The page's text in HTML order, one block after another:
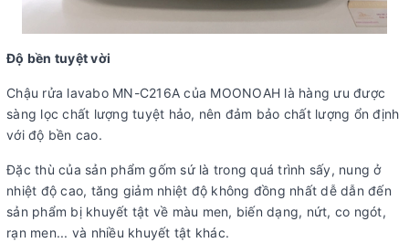
Độ bền tuyệt vời
Chậu rửa lavabo MN-C216A của MOONOAH là hàng ưu được
sàng lọc chất lượng tuyệt hảo, nên đảm bảo chất lượng ổn định
với độ bền cao.
Đặc thù của sản phẩm gốm sứ là trong quá trình sấy, nung ở
nhiệt độ cao, tăng giảm nhiệt độ không đồng nhất dễ dẫn đến
sản phẩm bị khuyết tật về màu men, biến dạng, nứt, co ngót,
rạn men... và nhiều khuyết tật khác.